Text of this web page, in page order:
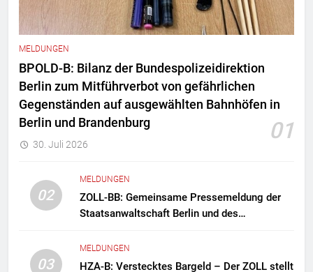
MELDUNGEN
BPOLD-B: Bilanz der Bundespolizeidirektion
Berlin zum Mitführverbot von gefährlichen
Gegenständen auf ausgewählten Bahnhöfen in
Berlin und Brandenburg
01
30. Juli 2026
02
MELDUNGEN
ZOLL-BB: Gemeinsame Pressemeldung der
Staatsanwaltschaft Berlin und des
Zollfahndung hebt mutmaßliches
Drogenlabor aus
03
MELDUNGEN
HZA-B: Verstecktes Bargeld – Der ZOLL stellt